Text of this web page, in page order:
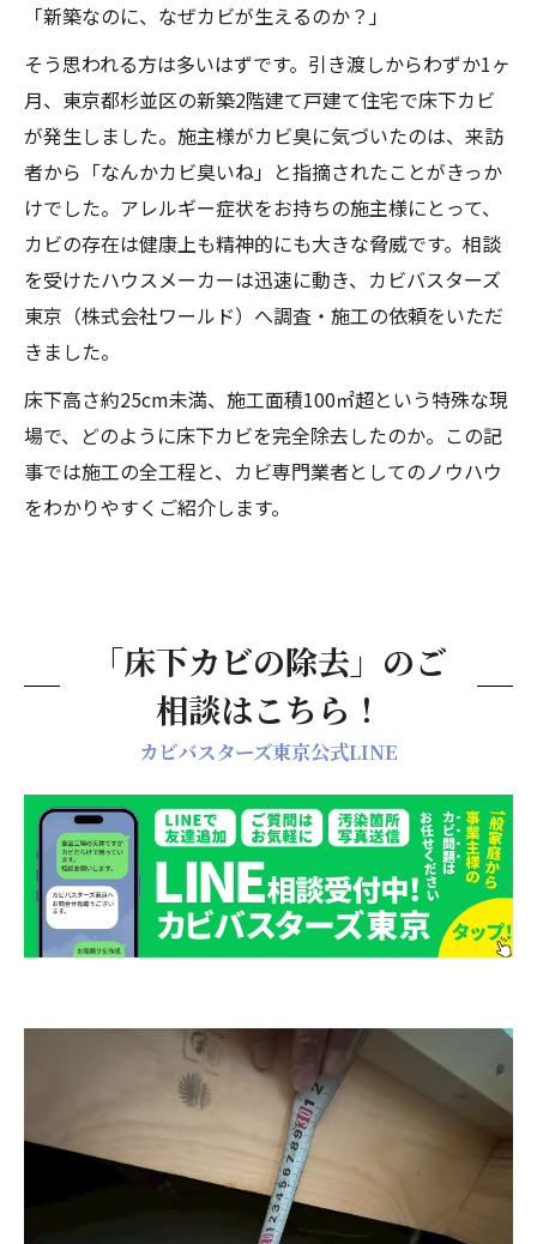
カビバスターズ東京による現地調査の内容
基礎コンクリートと大引きにカビを確認
4日間の施工工程：床下カビ専門業者による完全
除去の記録
1日目：業務用バキューム「ケルヒャー
NT65/2 TACT2」による徹底清掃
2日目・3日目：薬剤濃度調整による丁寧な
4日目：最終確認・手直し・除菌処理で完了
施工後のお客様の声：カビ臭が消えて安心でき
る家に
カビ検査・カビ調査も対応：目に見えないカビ
床下カビの予防と再発防止のために知っておき
低床下はカビのリスクが高い
カビ臭に気づいたら迷わず専門業者へ
カビバスターズ東京が選ばれる理由
熟練職人による丁寧な施工
ハウスメーカー・不動産会社からの信頼
対応エリア
ハウスメーカー・不動産業者の方へ
まとめ：新築床下カビはプロの床下カビ専門業
者に任せてください
「新築なのに、なぜカビが生えるのか？」
そう思われる方は多いはずです。引き渡しからわずか1ヶ
月、東京都杉並区の新築2階建て戸建て住宅で床下カビ
が発生しました。施主様がカビ臭に気づいたのは、来訪
者から「なんかカビ臭いね」と指摘されたことがきっか
けでした。アレルギー症状をお持ちの施主様にとって、
カビの存在は健康上も精神的にも大きな脅威です。相談
を受けたハウスメーカーは迅速に動き、カビバスターズ
東京（株式会社ワールド）へ調査・施工の依頼をいただ
きました。
床下高さ約25cm未満、施工面積100㎡超という特殊な現
場で、どのように床下カビを完全除去したのか。この記
事では施工の全工程と、カビ専門業者としてのノウハウ
をわかりやすくご紹介します。
カビバスターズ東京公式LINE
「床下カビの除去」のご
相談はこちら！